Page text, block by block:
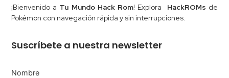
¡Bienvenido a Tu Mundo Hack Rom! Explora HackROMs de
Pokémon con navegación rápida y sin interrupciones.
Suscríbete a nuestra newsletter
Nombre